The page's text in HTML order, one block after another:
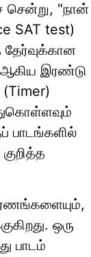
சென்று, "நான்
SAT test)
ஆகிய இரண்டு
(Timer)
பாடங்களில்
ஒரு
பாடம்